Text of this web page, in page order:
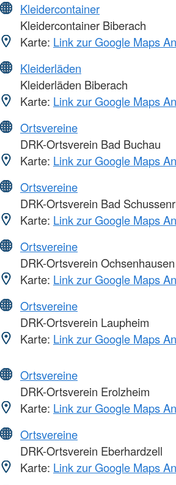
Kleidercontainer
Kleidercontainer Biberach
Karte: Link zur Google Maps
Kleiderläden
Kleiderläden Biberach
Karte: Link zur Google Maps
Ortsvereine
DRK-Ortsverein Bad Buchau
Karte: Link zur Google Maps
Ortsvereine
DRK-Ortsverein Bad
Karte: Link zur Google Maps
Ortsvereine
DRK-Ortsverein Ochsenhausen
Karte: Link zur Google Maps
Ortsvereine
DRK-Ortsverein Laupheim
Karte: Link zur Google Maps
Ortsvereine
DRK-Ortsverein Erolzheim
Karte: Link zur Google Maps
Ortsvereine
DRK-Ortsverein Eberhardzell
Karte: Link zur Google Maps